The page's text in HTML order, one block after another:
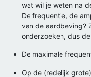
wat wil je weten na
De frequentie, de
van de aardbeving?
onderzoeken, dus
De maximale
Op de (redelijk